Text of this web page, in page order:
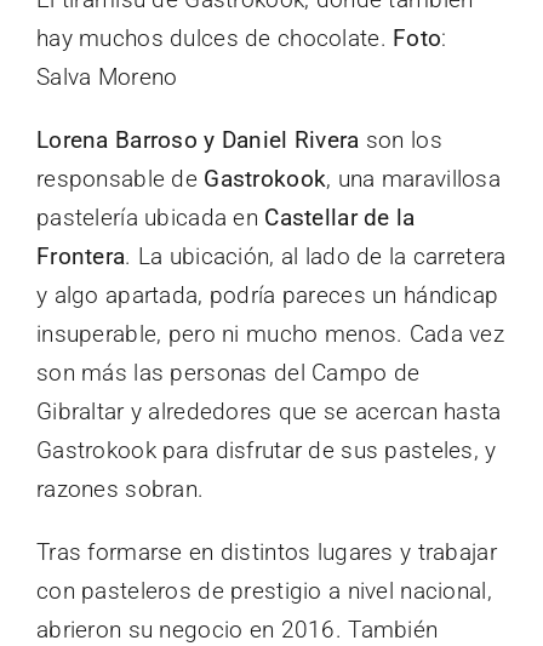
hay muchos dulces de chocolate. Foto:
Salva Moreno
Lorena Barroso y Daniel Rivera son los
responsable de Gastrokook, una maravillosa
pastelería ubicada en Castellar de la
Frontera. La ubicación, al lado de la carretera
y algo apartada, podría pareces un hándicap
insuperable, pero ni mucho menos. Cada vez
son más las personas del Campo de
Gibraltar y alrededores que se acercan hasta
Gastrokook para disfrutar de sus pasteles, y
razones sobran.
Tras formarse en distintos lugares y trabajar
con pasteleros de prestigio a nivel nacional,
abrieron su negocio en 2016. También